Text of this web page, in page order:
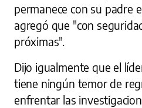
permanece con su padre
agregó que "con
próximas".
Dijo igualmente que el
tiene ningún temor de
enfrentar las